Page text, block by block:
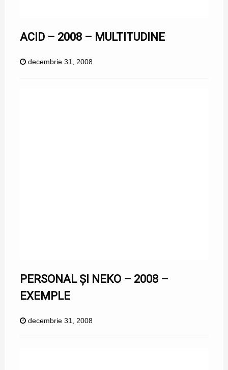
ACID – 2008 – MULTITUDINE
decembrie 31, 2008
PERSONAL ȘI NEKO – 2008 –
EXEMPLE
decembrie 31, 2008